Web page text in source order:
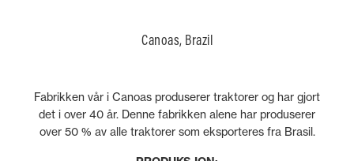
Canoas, Brazil
Fabrikken vår i Canoas produserer traktorer og har gjort
det i over 40 år. Denne fabrikken alene har produserer
over 50 % av alle traktorer som eksporteres fra Brasil.